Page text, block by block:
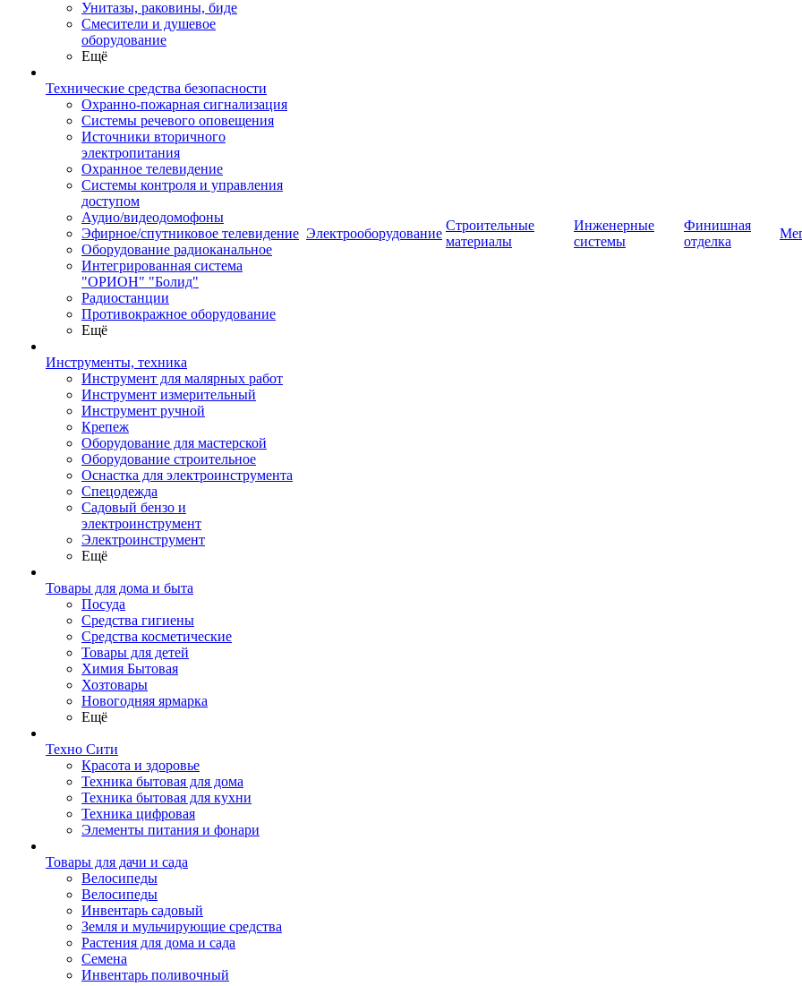
Унитазы, раковины, биде
Смесители и душевое
оборудование
Ещё
Технические средства безопасности
Охранно-пожарная сигнализация
Системы речевого оповещения
Источники вторичного
электропитания
Охранное телевидение
Системы контроля и управления
доступом
Аудио/видеодомофоны
Эфирное/спутниковое телевидение
Оборудование радиоканальное
Интегрированная система
"ОРИОН" "Болид"
Радиостанции
Противокражное оборудование
Ещё
Инструменты, техника
Инструмент для малярных работ
Инструмент измерительный
Инструмент ручной
Крепеж
Оборудование для мастерской
Оборудование строительное
Оснастка для электроинструмента
Спецодежда
Садовый бензо и
электроинструмент
Электроинструмент
Ещё
Товары для дома и быта
Посуда
Средства гигиены
Средства косметические
Товары для детей
Химия Бытовая
Хозтовары
Новогодняя ярмарка
Ещё
Техно Сити
Красота и здоровье
Техника бытовая для дома
Техника бытовая для кухни
Техника цифровая
Элементы питания и фонари
Товары для дачи и сада
Велосипеды
Велосипеды
Инвентарь садовый
Земля и мульчирующие средства
Растения для дома и сада
Семена
Инвентарь поливочный
Электрооборудование
Строительные
материалы
Инженерные
системы
Финишная
отделка